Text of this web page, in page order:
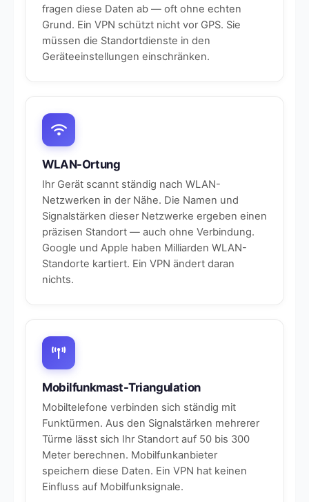
fragen diese Daten ab — oft ohne echten
Grund. Ein VPN schützt nicht vor GPS. Sie
müssen die Standortdienste in den
Geräteeinstellungen einschränken.
WLAN-Ortung
Ihr Gerät scannt ständig nach WLAN-
Netzwerken in der Nähe. Die Namen und
Signalstärken dieser Netzwerke ergeben einen
präzisen Standort — auch ohne Verbindung.
Google und Apple haben Milliarden WLAN-
Standorte kartiert. Ein VPN ändert daran
nichts.
Mobilfunkmast-Triangulation
Mobiltelefone verbinden sich ständig mit
Funktürmen. Aus den Signalstärken mehrerer
Türme lässt sich Ihr Standort auf 50 bis 300
Meter berechnen. Mobilfunkanbieter
speichern diese Daten. Ein VPN hat keinen
Einfluss auf Mobilfunksignale.